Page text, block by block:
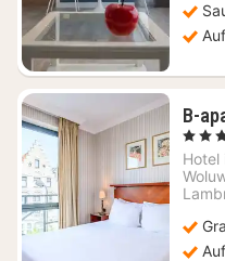
B-
, 3
Hotel